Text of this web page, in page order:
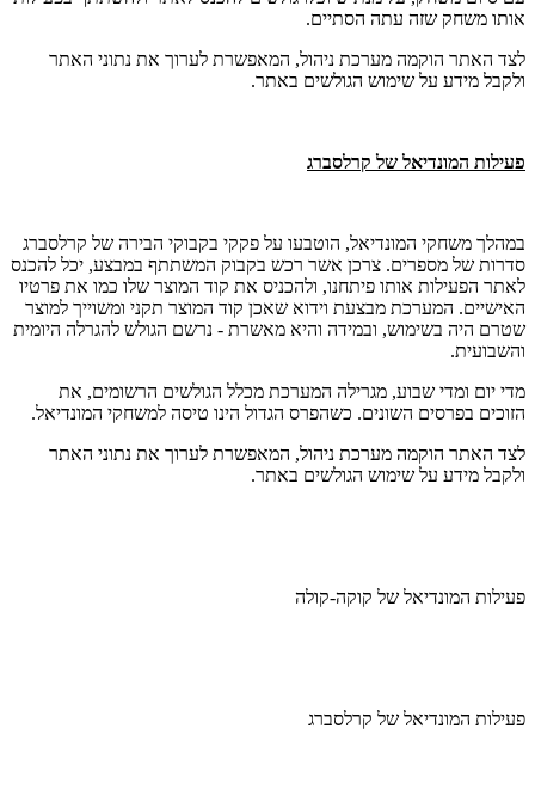
אותו משחק שזה עתה הסתיים.
לצד האתר הוקמה מערכת ניהול, המאפשרת לערוך את נתוני האתר
ולקבל מידע על שימוש הגולשים באתר.
פעילות המונדיאל של קרלסברג
במהלך משחקי המונדיאל, הוטבעו על פקקי בקבוקי הבירה של קרלסברג
סדרות של מספרים. צרכן אשר רכש בקבוק המשתתף במבצע, יכל להכנס
לאתר הפעילות אותו פיתחנו, ולהכניס את קוד המוצר שלו כמו את פרטיו
האישיים. המערכת מבצעת וידוא שאכן קוד המוצר תקני ומשוייך למוצר
שטרם היה בשימוש, ובמידה והיא מאשרת - נרשם הגולש להגרלה היומית
והשבועית.
מדי יום ומדי שבוע, מגרילה המערכת מכלל הגולשים הרשומים, את
הזוכים בפרסים השונים. כשהפרס הגדול הינו טיסה למשחקי המונדיאל.
לצד האתר הוקמה מערכת ניהול, המאפשרת לערוך את נתוני האתר
ולקבל מידע על שימוש הגולשים באתר.
פעילות המונדיאל של קוקה-קולה
פעילות המונדיאל של קרלסברג